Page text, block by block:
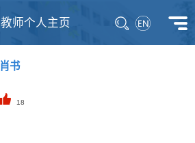
教师个人主页
肖书
18